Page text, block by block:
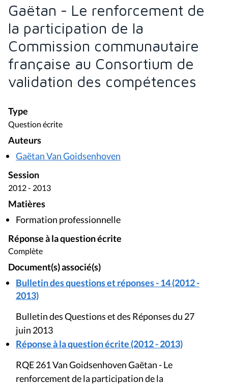
Gaëtan - Le renforcement de
la participation de la
Commission communautaire
française au Consortium de
validation des compétences
Type
Question écrite
Auteurs
Gaëtan Van Goidsenhoven
Session
2012 - 2013
Matières
Formation professionnelle
Réponse à la question écrite
Complète
Document(s) associé(s)
Bulletin des questions et réponses - 14 (2012 -
2013)
Bulletin des Questions et des Réponses du 27
juin 2013
Réponse à la question écrite (2012 - 2013)
RQE 261 Van Goidsenhoven Gaëtan - Le
renforcement de la participation de la